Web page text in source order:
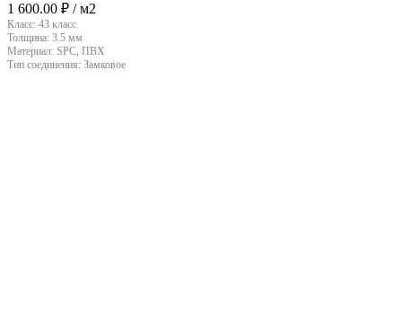
1 600.00 ₽ / м2
Класс: 43 класс
Толщина: 3.5 мм
Материал: SPC, ПВХ
Тип соединения: Замковое